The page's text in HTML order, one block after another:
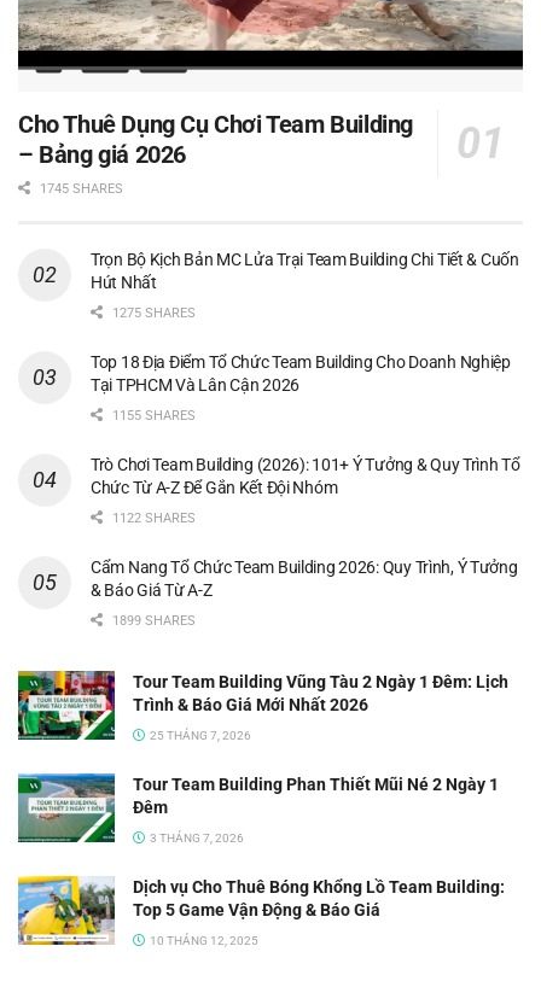
Cho Thuê Dụng Cụ Chơi Team Building
– Bảng giá 2026
1745 SHARES
Trọn Bộ Kịch Bản MC Lửa Trại Team Building Chi Tiết & Cuốn
Hút Nhất
1275 SHARES
Top 18 Địa Điểm Tổ Chức Team Building Cho Doanh Nghiệp
Tại TPHCM Và Lân Cận 2026
1155 SHARES
Trò Chơi Team Building (2026): 101+ Ý Tưởng & Quy Trình Tổ
Chức Từ A-Z Để Gắn Kết Đội Nhóm
1122 SHARES
Cẩm Nang Tổ Chức Team Building 2026: Quy Trình, Ý Tưởng
& Báo Giá Từ A-Z
1899 SHARES
Tour Team Building Vũng Tàu 2 Ngày 1 Đêm: Lịch
Trình & Báo Giá Mới Nhất 2026
25 THÁNG 7, 2026
Tour Team Building Phan Thiết Mũi Né 2 Ngày 1
Đêm
3 THÁNG 7, 2026
Dịch vụ Cho Thuê Bóng Khổng Lồ Team Building:
Top 5 Game Vận Động & Báo Giá
10 THÁNG 12, 2025